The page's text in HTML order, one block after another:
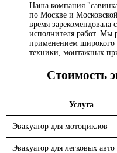
Наша компания
по Москве и
время зарекомендовала
исполнителя работ. Мы
применением широкого
техники, монтажных
Стоимость
Услуга
Эвакуатор для мотоциклов
Эвакуатор для легковых авто